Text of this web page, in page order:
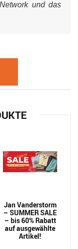
und das
Jan Vanderstorm
– SUMMER SALE
– bis 60% Rabatt
auf ausgewählte
Artikel!